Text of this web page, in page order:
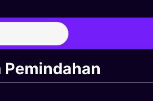
Pemindahan